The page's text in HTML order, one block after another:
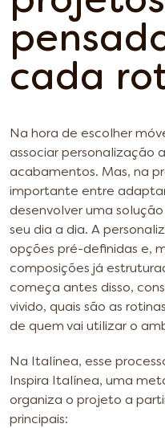
cada
Na hora de escolher
associar personalização
acabamentos. Mas, na
importante entre
desenvolver uma
seu dia a dia. A
opções pré-definidas e,
composições já
começa antes disso,
vivido, quais são as
de quem vai utilizar o
Na Italínea, esse
Inspira Italínea, uma
organiza o projeto a
principais: